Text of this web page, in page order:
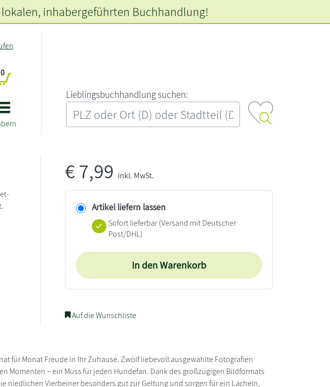
0
L‍i‍e‍b‍l‍i‍n‍g‍s‍b‍u‍c‍h‍h‍a‍n‍d‍l‍u‍n‍g‍ ‍s‍u‍c‍h‍e‍n‍:‍
, inhabergeführten Buchhandlung!
€7,99 inkl. MwSt.
Artikel liefern lassen
Sofort lieferbar(Versand mit Deutscher
Post/DHL)
In den Warenkorb
Auf die Wunschliste
für Monat Freude in Ihr Zuhause. Zwölf liebevoll ausgewählte Fotografien
Momenten – ein Muss für jeden Hundefan. Dank des großzügigen Bildformats
niedlichen Vierbeiner besonders gut zur Geltung und sorgen für ein Lächeln,